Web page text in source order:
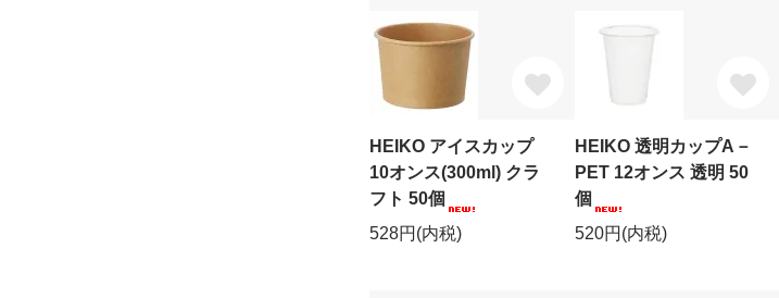
HEIKO アイスカップ
10オンス(300ml) クラ
フト 50個
528円(内税)
HEIKO 透明カップA－
PET 12オンス 透明 50
個
520円(内税)